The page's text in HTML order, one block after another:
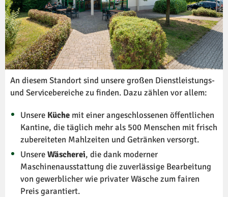
An diesem Standort sind unsere großen Dienstleistungs-
und Servicebereiche zu finden. Dazu zählen vor allem:
Unsere Küche mit einer angeschlossenen öffentlichen
Kantine, die täglich mehr als 500 Menschen mit frisch
zubereiteten Mahlzeiten und Getränken versorgt.
UnsereWäscherei, die dank moderner
Maschinenausstattung die zuverlässige Bearbeitung
von gewerblicher wie privater Wäsche zum fairen
Preis garantiert.